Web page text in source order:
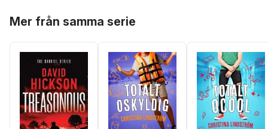
Mer från samma serie